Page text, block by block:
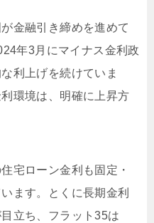
金融引き締めを進めて
年3月にマイナス金利政
利上げを続けていま
環境は、明確に上昇方
宅ローン金利も固定・
ます。とくに長期金利
立ち、フラット35は